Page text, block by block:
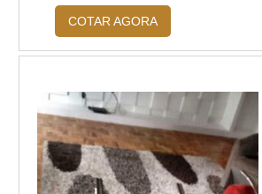
perfeito. São várias as opções de
diferentes tipos de acabamento,
cura. A cura é a secagem total
continuidade na reforma (se fo...
COTAR AGORA